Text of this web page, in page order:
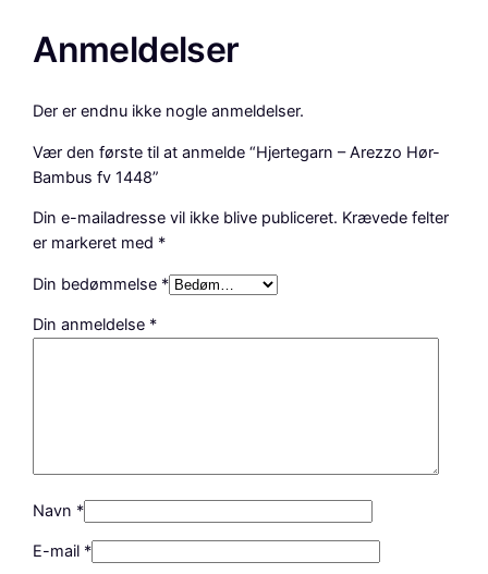
H
r
B
a
b
u
s
v
n
t
l
Anmeldelser
Der er endnu ikke nogle anmeldelser.
Vær den første til at anmelde “Hjertegarn – Arezzo Hør-
Bambus fv 1448”
Din e-mailadresse vil ikke blive publiceret. Krævede felter
er markeret med *
Din bedømmelse *
Din anmeldelse *
Navn *
E-mail *